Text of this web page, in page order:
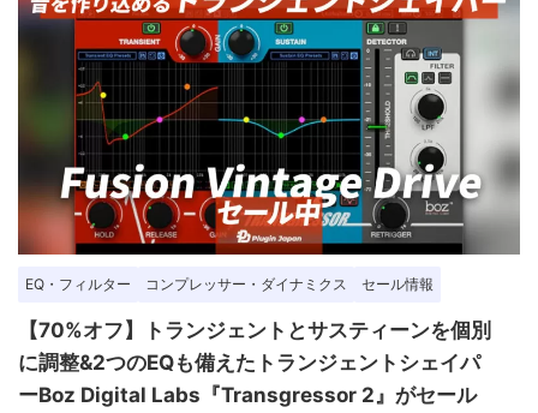
EQ・フィルター コンプレッサー・ダイナミクス セール情報
【70%オフ】トランジェントとサスティーンを個別
に調整&2つのEQも備えたトランジェントシェイパ
ーBoz Digital Labs『Transgressor 2』がセール